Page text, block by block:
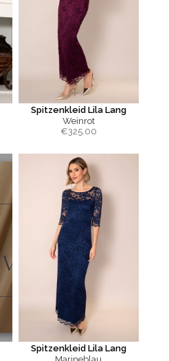
Spitzenkleid Lila Lang
Weinrot
€325.00
Spitzenkleid Lila Lang